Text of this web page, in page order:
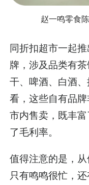
赵一鸣零食
同折扣超市一起
牌，涉及品类有
干、啤酒、白酒
看，这些自有品
市内售卖，既丰
了毛利率。
值得注意的是，
只有鸣鸣很忙，